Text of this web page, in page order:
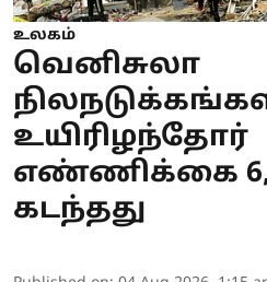
உலகம்
வெனிசுலா
உயிரிழந்தோர்
எண்ணிக்கை
கடந்தது